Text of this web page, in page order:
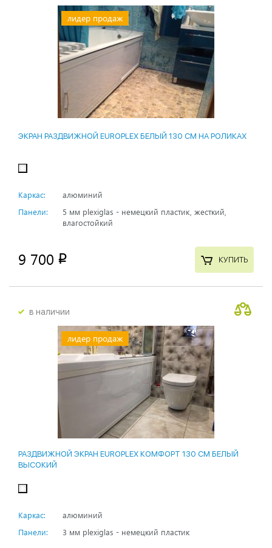
лидер продаж
ЭКРАН РАЗДВИЖНОЙ EUROPLEX БЕЛЫЙ 130 СМ НА РОЛИКАХ
Каркас:
алюминий
Панели:
5 мм plexiglas - немецкий пластик, жесткий,
влагостойкий
9 700 p КУПИТЬ
в наличии
лидер продаж
РАЗДВИЖНОЙ ЭКРАН EUROPLEX КОМФОРТ 130 СМ БЕЛЫЙ
ВЫСОКИЙ
Каркас:
алюминий
Панели:
3 мм plexiglas - немецкий пластик